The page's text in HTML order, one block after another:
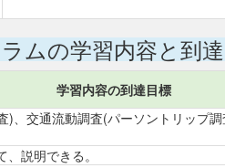
ムの学習内容と到
学習内容の到達目標
)、交通流動調査(パーソントリップ
説明できる。